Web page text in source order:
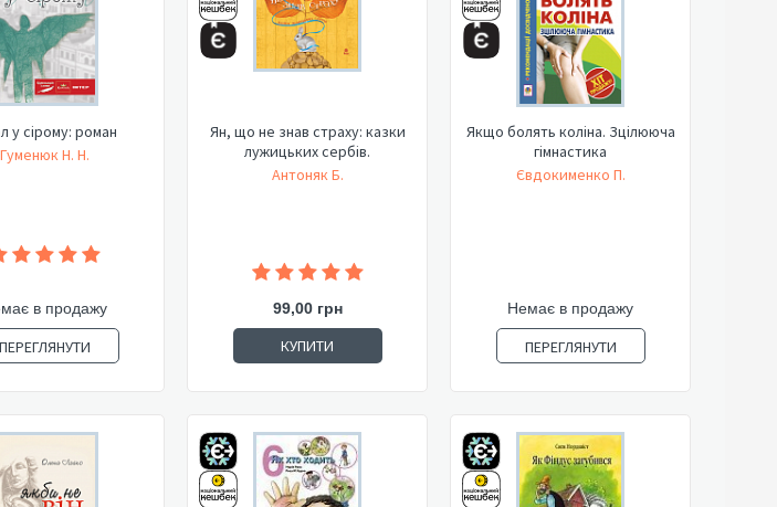
у сірому: роман
Гуменюк Н. Н.
в продажу
ПЕРЕГЛЯНУТИ
Ян, що не знав страху: казки
лужицьких сербів.
Антоняк Б.
99,00 грн
КУПИТИ
Якщо болять коліна. Зцілююча
гімнастика
Євдокименко П.
Немає в продажу
ПЕРЕГЛЯНУТИ